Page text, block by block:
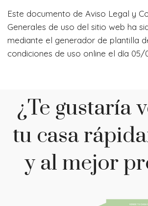
Este documento de Aviso Legal y
Generales de uso del sitio web ha
mediante el generador de plantilla
condiciones de uso online el día 05/
¿Te gustaría
tu casa
y al mejor